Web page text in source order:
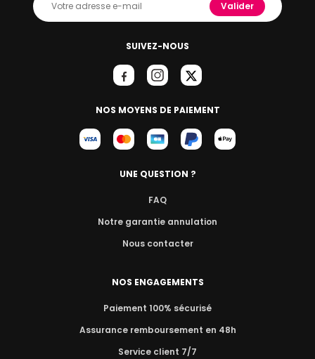
SUIVEZ-NOUS
NOS MOYENS DE PAIEMENT
Valider
UNE QUESTION ?
FAQ
Notre garantie annulation
Nous contacter
NOS ENGAGEMENTS
Paiement 100% sécurisé
Assurance remboursement en 48h
Service client 7/7